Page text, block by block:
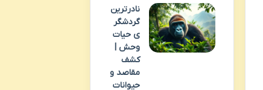
نادرترین
گردشگر
ی حیات
وحش |
کشف
مقاصد و
حیوانات